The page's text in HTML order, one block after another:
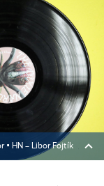
▪ HN – Libor Fojtík